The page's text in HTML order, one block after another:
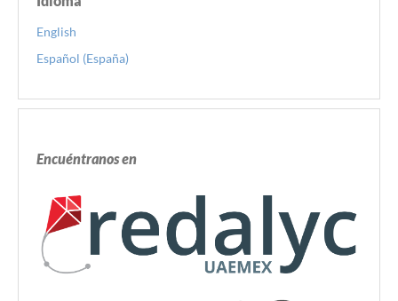
English
Español (España)
Encuéntranos en